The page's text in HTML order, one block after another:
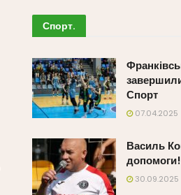
Спорт.
Спорт
07.04.2025
Василь
30.09.2025